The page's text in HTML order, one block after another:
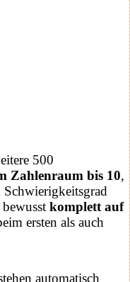
500
Zahlenraum bis 10,
Schwierigkeitsgrad
komplett auf
ersten als auch
automatisch